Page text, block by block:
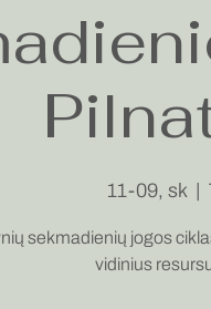
11-09, sk
  |
sekmadienių jogos
vidinius